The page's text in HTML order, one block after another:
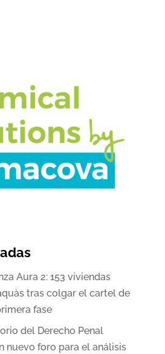
Aura 2: 153 viviendas
tras colgar el cartel de
fase
del Derecho Penal
nuevo foro para el análisis